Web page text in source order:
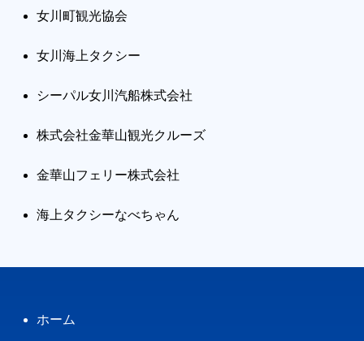
女川町観光協会
女川海上タクシー
シーパル女川汽船株式会社
株式会社金華山観光クルーズ
金華山フェリー株式会社
海上タクシーなべちゃん
ホーム